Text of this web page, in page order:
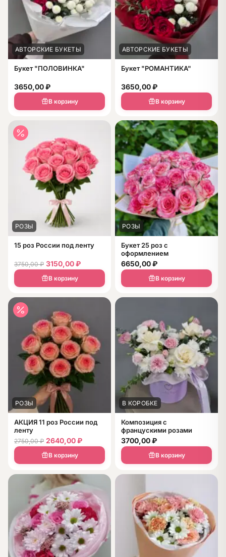
АВТОРСКИЕ БУКЕТЫ
Букет "ПОЛОВИНКА"
3650,00₽
В корзину
АВТОРСКИЕ БУКЕТЫ
Букет "РОМАНТИКА"
3650,00₽
В корзину
РОЗЫ
15 роз России под ленту
3750,00₽ 3150,00₽
В корзину
РОЗЫ
Букет 25 роз с
оформлением
6650,00₽
В корзину
РОЗЫ
АКЦИЯ 11 роз России под
ленту
2750,00₽ 2640,00₽
В корзину
В КОРОБКЕ
Композиция с
францускими розами
3700,00₽
В корзину